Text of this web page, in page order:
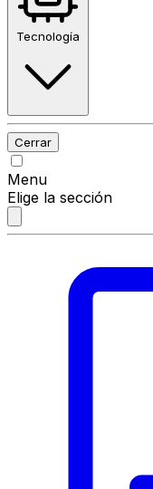
Tecnología
Cerrar
Menu
Elige la sección